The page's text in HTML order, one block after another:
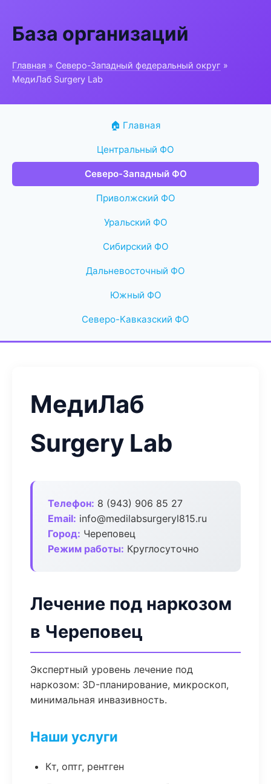
База организаций
Главная » Северо-Западный федеральный округ »
МедиЛаб Surgery Lab
🏠 Главная
Центральный ФО
Северо-Западный ФО
Приволжский ФО
Уральский ФО
Сибирский ФО
Дальневосточный ФО
Южный ФО
Северо-Кавказский ФО
МедиЛаб
Surgery Lab
Телефон: 8 (943) 906 85 27
Email: info@medilabsurgeryl815.ru
Город: Череповец
Режим работы: Круглосуточно
Лечение под наркозом
в Череповец
Экспертный уровень лечение под
наркозом: 3D-планирование, микроскоп,
минимальная инвазивность.
Наши услуги
Кт, оптг, рентген